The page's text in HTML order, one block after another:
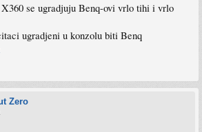
X360 se ugradjuju Benq-ovi vrlo tihi i vrlo
ugradjeni u konzolu biti Benq
Zero